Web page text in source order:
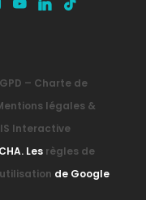
– Charte de
légales &
Interactive
Les règles de
de Google